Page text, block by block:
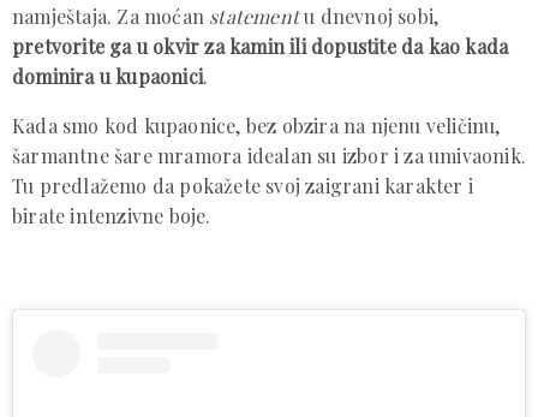
namještaja. Za moćan statementu dnevnoj sobi,
pretvorite ga u okvir za kamin ili dopustite da kao kada
dominira u kupaonici.
Kada smo kod kupaonice, bez obzira na njenu veličinu,
šarmantne šare mramora idealan su izbor i za umivaonik.
Tu predlažemo da pokažete svoj zaigrani karakter i
birate intenzivne boje.